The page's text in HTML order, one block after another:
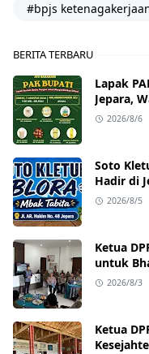
#bpjs
BERITA TERBARU
Lapak
Jepara,
Goreng
2026/8/6
Soto
Hadir di
Mulai
2026/8/5
Ketua
untuk
2026/8/3
Ketua